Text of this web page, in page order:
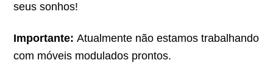
seus sonhos!
Importante:Atualmente não estamos trabalhando
com móveis modulados prontos.